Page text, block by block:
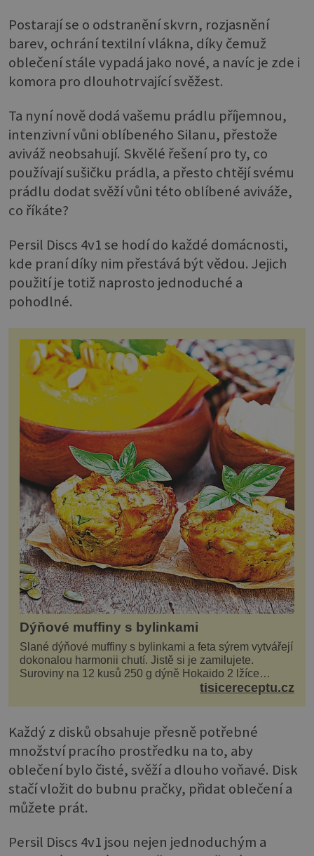
Postarají se o odstranění skvrn, rozjasnění
barev, ochrání textilní vlákna, díky čemuž
oblečení stále vypadá jako nové, a navíc je zde i
komora pro dlouhotrvající svěžest.
Ta nyní nově dodá vašemu prádlu příjemnou,
intenzivní vůni oblíbeného Silanu, přestože
aviváž neobsahují. Skvělé řešení pro ty, co
používají sušičku prádla, a přesto chtějí svému
prádlu dodat svěží vůni této oblíbené aviváže,
co říkáte?
Persil Discs 4v1 se hodí do každé domácnosti,
kde praní díky nim přestává být vědou. Jejich
použití je totiž naprosto jednoduché a
pohodlné.
Dýňové muffiny s bylinkami
Slané dýňové muffiny s bylinkami a feta sýrem vytvářejí
dokonalou harmonii chutí. Jistě si je zamilujete.
Suroviny na 12 kusů 250 g dýně Hokaido 2 lžíce
olivového oleje sůl, pepř hrst nasekaných špen...
tisicereceptu.cz
Každý z disků obsahuje přesně potřebné
množství pracího prostředku na to, aby
oblečení bylo čisté, svěží a dlouho voňavé. Disk
stačí vložit do bubnu pračky, přidat oblečení a
můžete prát.
Persil Discs 4v1 jsou nejen jednoduchým a